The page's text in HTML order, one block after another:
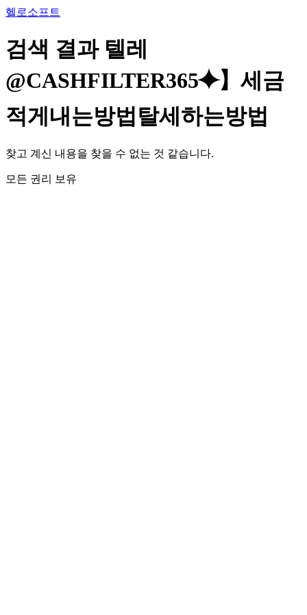
콘
츠
로
너
기
헬로소프트
검색 결과 텔레
@CASHFILTER365⯌】세금
적게내는방법탈세하는방법
찾고 계신 내용을 찾을 수 없는 것 같습니다.
모든 권리 보유